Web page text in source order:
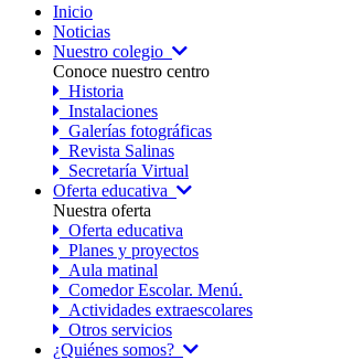
Inicio
Noticias
Nuestro colegio
Conoce nuestro centro
Historia
Instalaciones
Galerías fotográficas
Revista Salinas
Secretaría Virtual
Oferta educativa
Nuestra oferta
Oferta educativa
Planes y proyectos
Aula matinal
Comedor Escolar. Menú.
Actividades extraescolares
Otros servicios
¿Quiénes somos?